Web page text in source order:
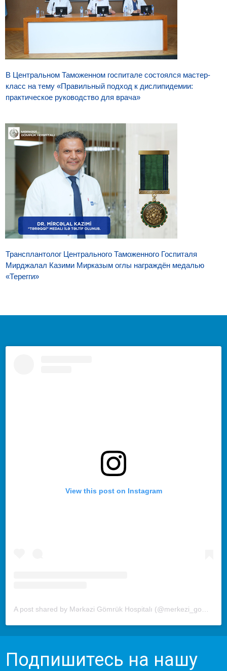
В Центральном Таможенном госпитале состоялся мастер-
класс на тему «Правильный подход к дислипидемии:
практическое руководство для врача»
Трансплантолог Центрального Таможенного Госпиталя
Мирджалал Казими Мирказым оглы награждён медалью
«Терегги»
View this post on Instagram
Подпишитесь на нашу